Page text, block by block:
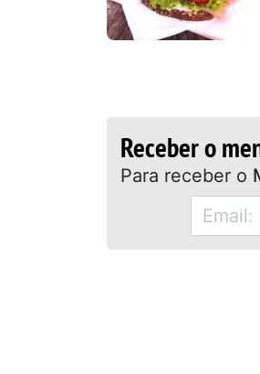
Receber o
Para receber o